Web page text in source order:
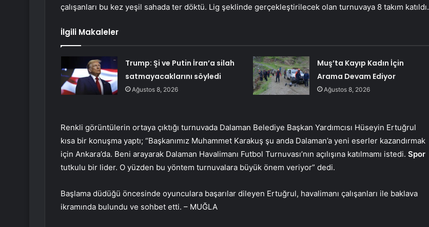
çalışanları bu kez yeşil sahada ter döktü. Lig şeklinde gerçekleştirilecek olan turnuvaya 8 takım katıldı.
İlgili Makaleler
Trump: Şi ve Putin İran’a silah
satmayacaklarını söyledi
Ağustos 8, 2026
Muş’ta Kayıp Kadın İçin
Arama Devam Ediyor
Ağustos 8, 2026
Renkli görüntülerin ortaya çıktığı turnuvada Dalaman Belediye Başkan Yardımcısı Hüseyin Ertuğrul
kısa bir konuşma yaptı; “Başkanımız Muhammet Karakuş şu anda Dalaman’a yeni eserler kazandırmak
için Ankara’da. Beni arayarak Dalaman Havalimanı Futbol Turnuvası’nın açılışına katılmamı istedi. Spor
tutkulu bir lider. O yüzden bu yöntem turnuvalara büyük önem veriyor” dedi.
Başlama düdüğü öncesinde oyunculara başarılar dileyen Ertuğrul, havalimanı çalışanları ile baklava
ikramında bulundu ve sohbet etti. – MUĞLA